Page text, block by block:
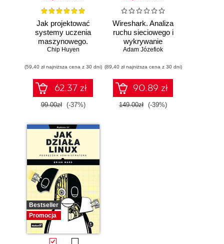
Jak projektować
systemy uczenia
maszynowego.
Iteracyjne
gotowych do pracy
Chip Huyen
(59,40 zł najniższa cena z 30 dni)
62.37 zł
99.00zł (-37%)
Wireshark. Analiza
ruchu sieciowego i
wykrywanie
włamań
Adam Józefiok
(89,40 zł najniższa cena z 30 dni)
90.89 zł
149.00zł (-39%)
Bestseller
Promocja